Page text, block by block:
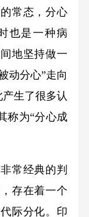
常态，分心
也是一种病
地坚持做一
动分心”走向
生了很多认
称为“分心成
常经典的判
存在着一个
际分化。印